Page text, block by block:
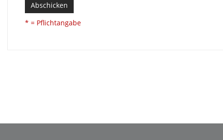
Abschicken
* = Pflichtangabe